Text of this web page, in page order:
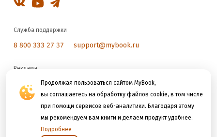
Продолжая пользоваться сайтом MyBook,
вы соглашаетесь на обработку файлов cookie, в том числе
при помощи сервисов веб-аналитики. Благодаря этому
мы рекомендуем вам книги и делаем продукт удобнее.
Подробнее
Служба поддержки
8 800 333 27 37 support@mybook.ru
Реклама
reklama@litres.ru
Мы принимаем к оплате